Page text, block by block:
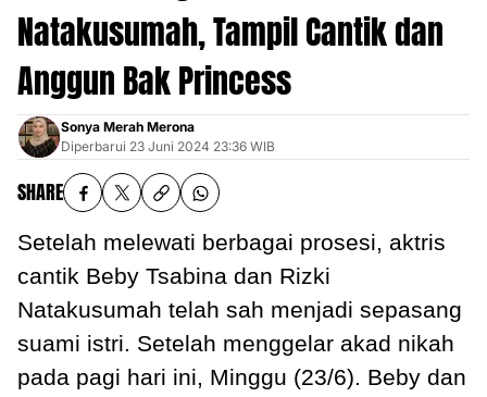
Natakusumah, Tampil Cantik dan
Anggun Bak Princess
Sonya Merah Merona
Diperbarui 23 Juni 2024 23:36 WIB
SHARE
Setelah melewati berbagai prosesi, aktris
cantik Beby Tsabina dan Rizki
Natakusumah telah sah menjadi sepasang
suami istri. Setelah menggelar akad nikah
pada pagi hari ini, Minggu (23/6). Beby dan